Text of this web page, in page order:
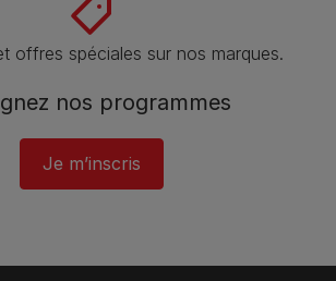
offres spéciales sur nos marques​.
nos programmes
Je m’inscris